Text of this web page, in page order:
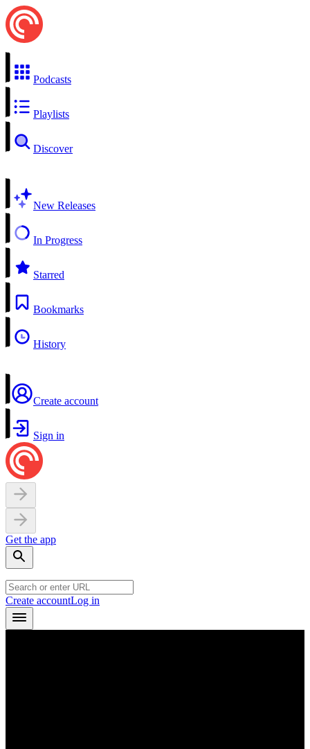
Podcasts
Playlists
Discover
New Releases
In Progress
Starred
Bookmarks
History
Create account
Sign in
Get the app
Create accountLog in